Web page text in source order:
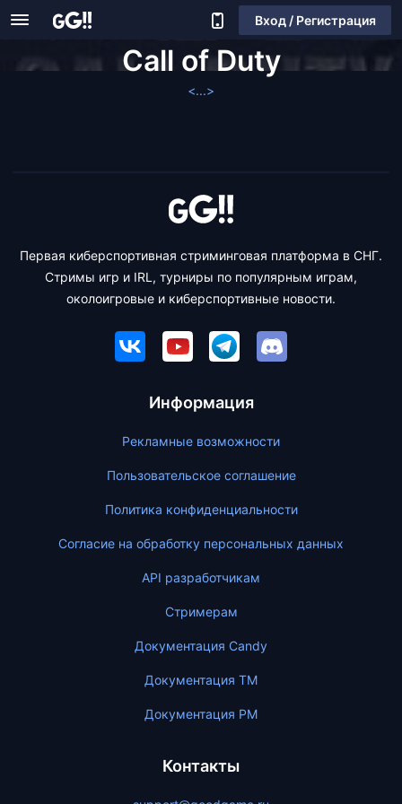
Вход / Регистрация
Call of Duty
<...>
Первая киберспортивная стриминговая платформа в СНГ.
Стримы игр и IRL, турниры по популярным играм,
околоигровые и киберспортивные новости.
Информация
Рекламные возможности
Пользовательское соглашение
Политика конфиденциальности
Согласие на обработку персональных данных
API разработчикам
Стримерам
Документация Candy
Документация ТМ
Документация PM
Контакты